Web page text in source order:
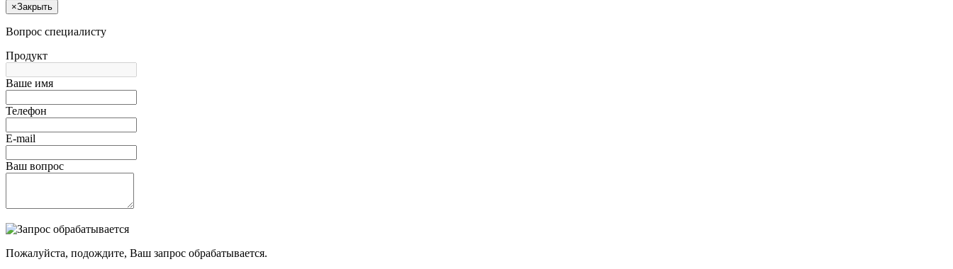
×Закрыть
Вопрос специалисту
Продукт
Ваше имя
Телефон
E-mail
Ваш вопрос
Пожалуйста, подождите, Ваш запрос обрабатывается.